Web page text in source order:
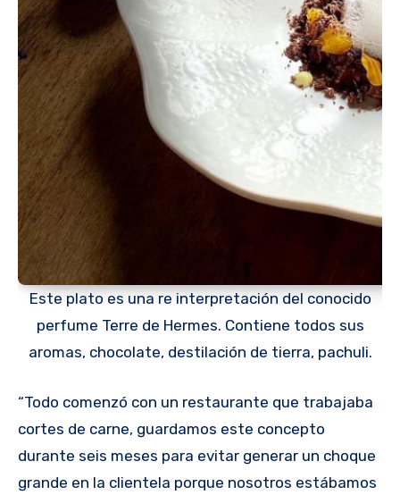
Este plato es una re interpretación del conocido
perfume Terre de Hermes. Contiene todos sus
aromas, chocolate, destilación de tierra, pachuli.
“Todo comenzó con un restaurante que trabajaba
cortes de carne, guardamos este concepto
durante seis meses para evitar generar un choque
grande en la clientela porque nosotros estábamos